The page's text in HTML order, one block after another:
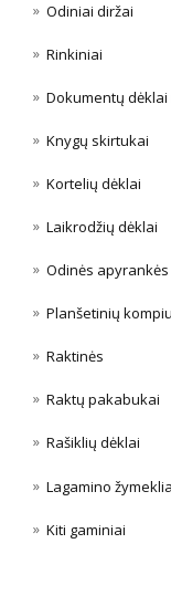
Odiniai diržai
Rinkiniai
Dokumentų
Knygų skirtukai
Kortelių dėklai
Laikrodžių dėklai
Odinės apyrankės
Planšetinių
Raktinės
Raktų pakabukai
Rašiklių dėklai
Lagamino
Kiti gaminiai